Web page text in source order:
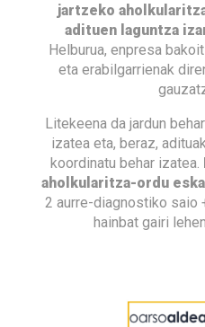
jartzeko
adituen laguntza
Helburua, enpresa
eta erabilgarrienak
Litekeena da jardun
izatea eta, beraz,
koordinatu behar izatea.
aholkularitza-ordu
2 aurre-diagnostiko saio
hainbat gairi